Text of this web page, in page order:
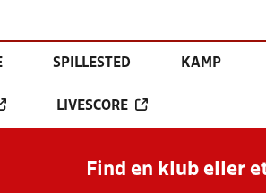
SPILLESTED KAMP
LIVESCORE
Find en klub eller